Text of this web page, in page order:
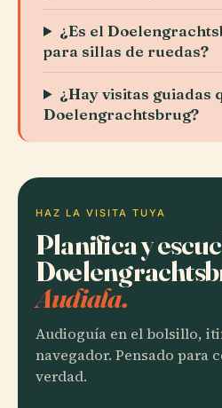
¿Es el
para sillas de ruedas?
¿Hay visitas guiadas
Doelengrachtsbrug?
HAZ LA VISITA TUYA
Planifica y
Audiala.
Audioguía en el bolsillo,
navegador. Pensado para
verdad.